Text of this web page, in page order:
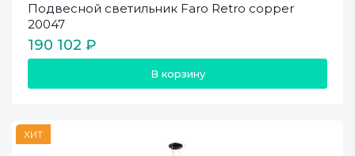
Подвесной светильник Faro Retro copper
20047
190 102 ₽
В корзину
ХИТ